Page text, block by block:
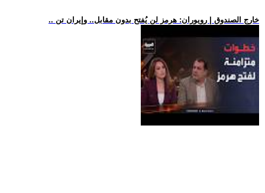
.. خارج الصندوق | رويوران: هرمز لن يُفتح بدون مقابل.. وإيران تن